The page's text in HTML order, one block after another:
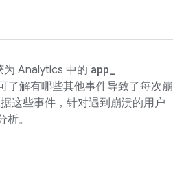
为 Analytics 中的 app
了解有哪些其他事件导致了每次崩
这些事件，针对遇到崩溃的用户
。